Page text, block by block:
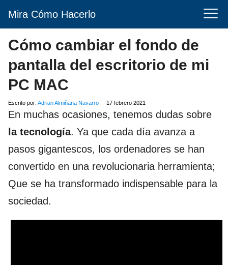
Mira Cómo Hacerlo
Cómo cambiar el fondo de
pantalla del escritorio de mi
PC MAC
Escrito por: Adrian Almiñana Navarro 17 febrero 2021
En muchas ocasiones, tenemos dudas sobre
la tecnología. Ya que cada día avanza a
pasos gigantescos, los ordenadores se han
convertido en una revolucionaria herramienta;
Que se ha transformado indispensable para la
sociedad.